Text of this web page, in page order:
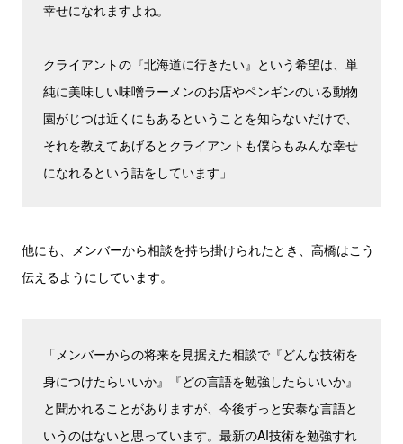
幸せになれますよね。
クライアントの『北海道に行きたい』という希望は、単
純に美味しい味噌ラーメンのお店やペンギンのいる動物
園がじつは近くにもあるということを知らないだけで、
それを教えてあげるとクライアントも僕らもみんな幸せ
になれるという話をしています」
他にも、メンバーから相談を持ち掛けられたとき、高橋はこう
伝えるようにしています。
「メンバーからの将来を見据えた相談で『どんな技術を
身につけたらいいか』『どの言語を勉強したらいいか』
と聞かれることがありますが、今後ずっと安泰な言語と
いうのはないと思っています。最新のAI技術を勉強すれ